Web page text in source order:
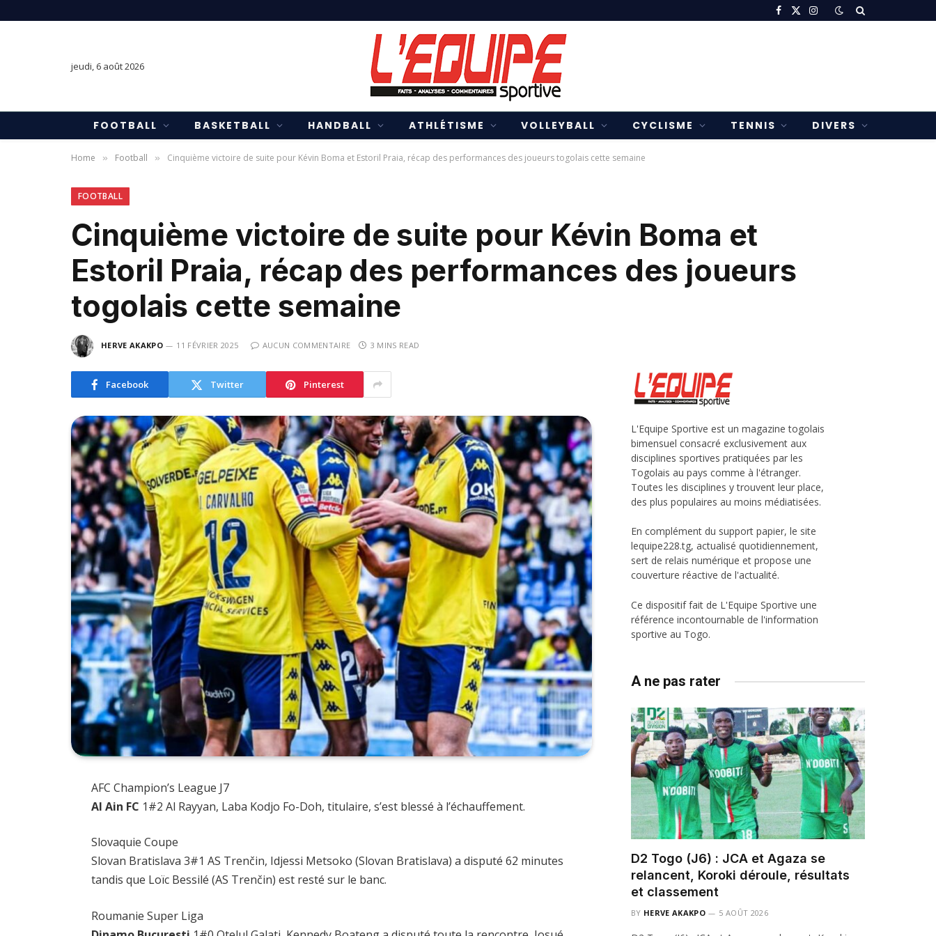
Facebook
X
Instagram
jeudi, 6 août 2026
FOOTBALL BASKETBALL HANDBALL ATHLÉTISME VOLLEYBALL CYCLISME TENNIS DIVERS
Home » Football » Cinquième victoire de suite pour Kévin Boma et Estoril Praia, récap des performances des joueurs togolais cette semaine
FOOTBALL
Cinquième victoire de suite pour Kévin Boma et
Estoril Praia, récap des performances des joueurs
togolais cette semaine
HERVE AKAKPO 11 FÉVRIER 2025 AUCUN COMMENTAIRE 3 MINS READ
Facebook Twitter Pinterest
AFC Champion’s League J7
Al Ain FC 1#2 Al Rayyan, Laba Kodjo Fo-Doh, titulaire, s’est blessé à l’échauffement.
Slovaquie Coupe
Slovan Bratislava 3#1 AS Trenčin, Idjessi Metsoko (Slovan Bratislava) a disputé 62 minutes
tandis que Loïc Bessilé (AS Trenčin) est resté sur le banc.
Roumanie Super Liga
L'Equipe Sportive est un magazine togolais
bimensuel consacré exclusivement aux
disciplines sportives pratiquées par les
Togolais au pays comme à l'étranger.
Toutes les disciplines y trouvent leur place,
des plus populaires au moins médiatisées.
En complément du support papier, le site
lequipe228.tg, actualisé quotidiennement,
sert de relais numérique et propose une
couverture réactive de l'actualité.
Ce dispositif fait de L'Equipe Sportive une
référence incontournable de l'information
sportive au Togo.
A ne pas rater
D2 Togo (J6) : JCA et Agaza se
relancent, Koroki déroule, résultats
et classement
BY HERVE AKAKPO 5 AOÛT 2026